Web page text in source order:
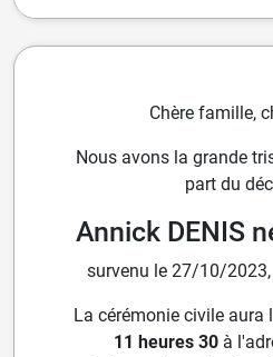
Chère famille,
Nous avons la grande
part du
Annick DENIS
survenu le 27/10/
La cérémonie civile aura
11 heures 30à